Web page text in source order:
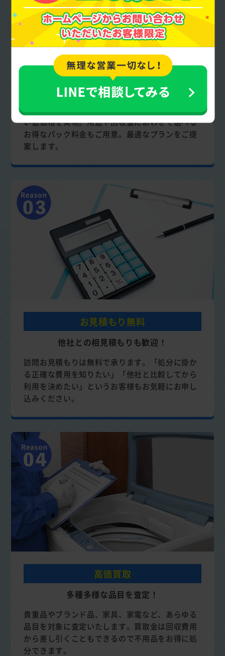
業界最安値に挑戦
低価格料金で不用品を回収
徹底したリサイクルなどの企業努力で利用しやす
い低価格を実現。用途や回収量にあわせて選べる
お得なパック料金もご用意。最適なプランをご提
案します。
お見積もり無料
他社との相見積もりも歓迎！
訪問お見積もりは無料で承ります。「処分に掛か
る正確な費用を知りたい」「他社と比較してから
利用を決めたい」というお客様もお気軽にお申し
込みください。
高価買取
多種多様な品目を査定！
貴重品やブランド品、家具、家電など、あらゆる
品目を対象に査定いたします。買取金は回収費用
から差し引くこともできるので不用品をお得に処
分できます。